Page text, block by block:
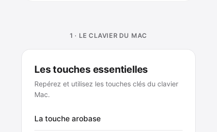
1 · LE CLAVIER DU MAC
Les touches essentielles
Repérez et utilisez les touches clés du clavier
Mac.
La touche arobase